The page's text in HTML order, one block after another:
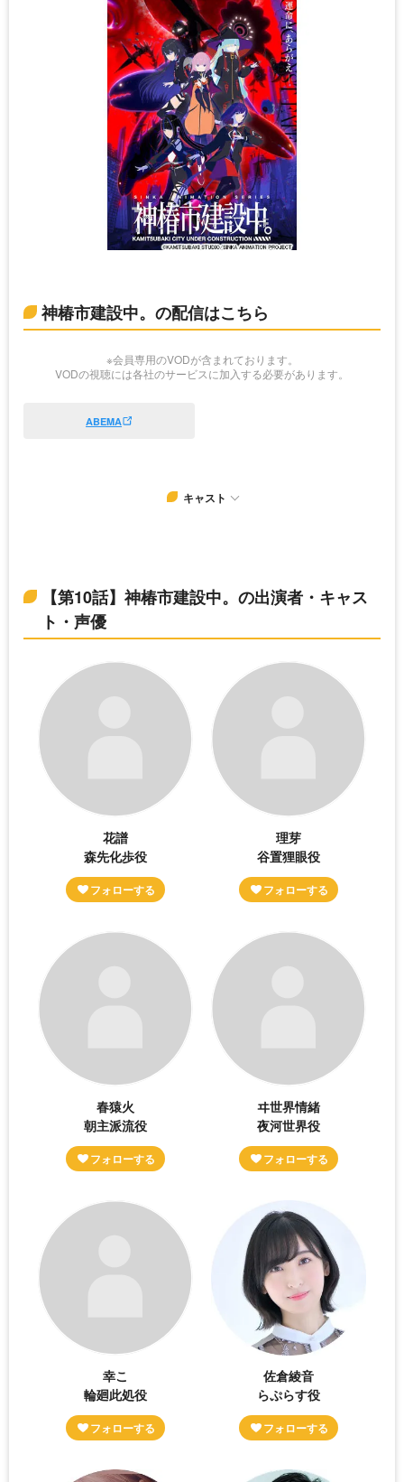
神椿市建設中。の配信はこちら
※会員専用のVODが含まれております。
VODの視聴には各社のサービスに加入する必要があります。
ABEMA
キャスト
【第10話】神椿市建設中。の出演者・キャス
ト・声優
花譜
森先化歩役
理芽
谷置狸眼役
春猿火
朝主派流役
ヰ世界情緒
夜河世界役
幸こ
輪廻此処役
佐倉綾音
らぷらす役